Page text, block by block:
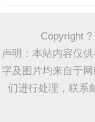
Copyright ?
声明：本站内容仅
字及图片均来自于
们进行处理，联系